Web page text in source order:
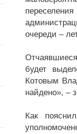
очереди –
будет
Котовым
найдено», –
Как